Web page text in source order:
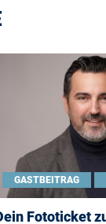
GASTBEITRAG
Fototicket